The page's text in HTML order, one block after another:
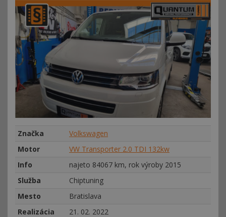
Značka
Volkswagen
Motor
VW Transporter 2.0 TDI 132kw
Info
najeto 84067 km, rok výroby 2015
Služba
Chiptuning
Mesto
Bratislava
Realizácia
21. 02. 2022